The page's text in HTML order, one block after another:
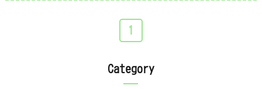
1
Category